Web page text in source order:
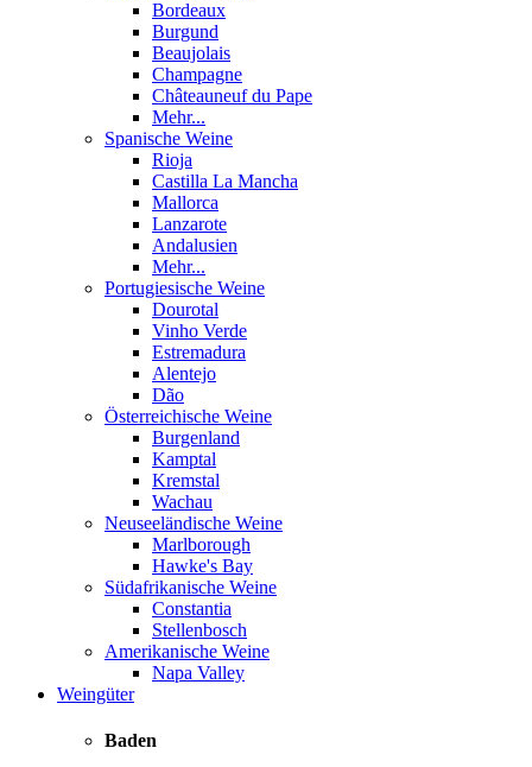
Bordeaux
Burgund
Beaujolais
Champagne
Châteauneuf du Pape
Mehr...
Spanische Weine
Rioja
Castilla La Mancha
Mallorca
Lanzarote
Andalusien
Mehr...
Portugiesische Weine
Dourotal
Vinho Verde
Estremadura
Alentejo
Dão
Österreichische Weine
Burgenland
Kamptal
Kremstal
Wachau
Neuseeländische Weine
Marlborough
Hawke's Bay
Südafrikanische Weine
Constantia
Stellenbosch
Amerikanische Weine
Napa Valley
Weingüter
Baden